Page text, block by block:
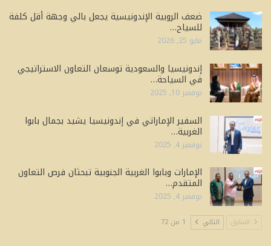
ضعف الروبية الإندونيسية يجعل بالي وجهة أقل كلفة
للسياح…
مايو 25, 2026
إندونيسيا والسعودية توسعان التعاون الاستراتيجي
في السياحة…
نوفمبر 10, 2025
السفير الإماراتي في إندونيسيا يشيد بجمال بابوا
الغربية…
نوفمبر 4, 2025
الإمارات وبابوا الغربية الجنوبية تبحثان فرص التعاون
المتقدم…
نوفمبر 4, 2025
السابق التالي 1 من 72